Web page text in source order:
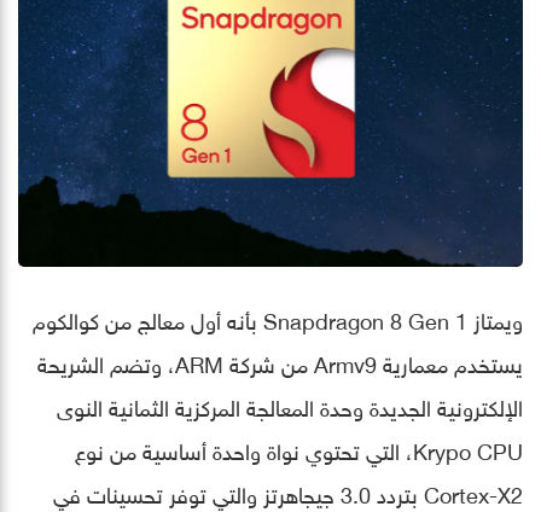
ويمتاز Snapdragon 8 Gen 1 بأنه أول معالج من كوالكوم
يستخدم معمارية Armv9 من شركة ARM، وتضم الشريحة
الإلكترونية الجديدة وحدة المعالجة المركزية الثمانية النوى
Krypo CPU، التي تحتوي نواة واحدة أساسية من نوع
Cortex-X2 بتردد 3.0 جيجاهرتز والتي توفر تحسينات في